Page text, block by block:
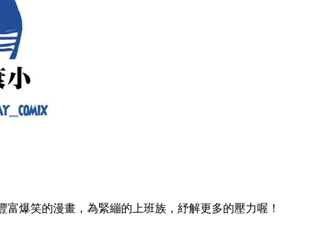
爆笑的漫畫，為緊繃的上班族，紓解更多的壓力喔！